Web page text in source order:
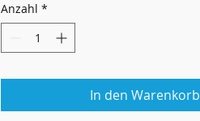
Anzahl *
In den Warenkorb